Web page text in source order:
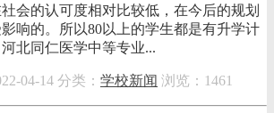
会的认可度相对比较低，在今后的规划
响的。所以80以上的学生都是有升学计
北同仁医学中等专业...
04-14 分类： 学校新闻 浏览：1461